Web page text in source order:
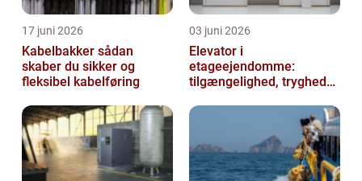
17 juni 2026
Kabelbakker sådan
skaber du sikker og
fleksibel kabelføring
03 juni 2026
Elevator i
etageejendomme:
tilgængelighed, tryghed